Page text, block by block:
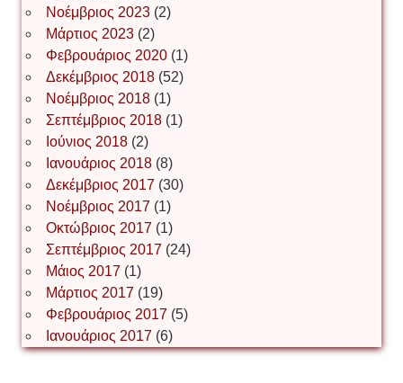
Іван Буртик
Іван Наконечний
Інга Короткевич
Ірина Ключковська
Ірина Наконечна
Νοέμβριος 2023(2)
Μάρτιος 2023(2)
Φεβρουάριος 2020(1)
Δεκέμβριος 2018(52)
Νοέμβριος 2018(1)
Σεπτέμβριος 2018(1)
Ιούνιος 2018(2)
Ιανουάριος 2018(8)
Δεκέμβριος 2017 (30)
Νοέμβριος 2017 (1)
Οκτώβριος 2017 (1)
Σεπτέμβριος 2017 (24)
Μάιος 2017 (1)
Μάρτιος 2017 (19)
Φεβρουάριος 2017 (5)
Ιανουάριος 2017 (6)